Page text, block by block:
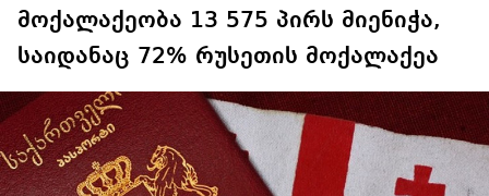
მოქალაქეობა 13 575 პირს მიენიჭა,
საიდანაც 72% რუსეთის მოქალაქეა